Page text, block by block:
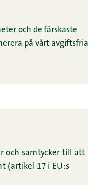
och de färskaste
på vårt avgiftsfria
och samtycker till att
(artikel 17 i EU:s